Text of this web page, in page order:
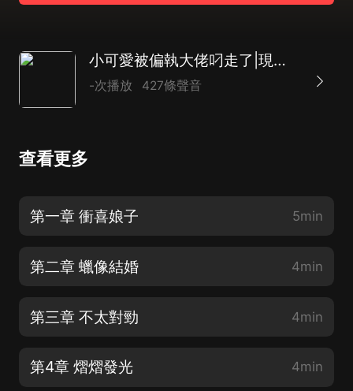
小可愛被偏執大佬叼走了|現代言情|幽默有趣|AI多播
-次播放 427條聲音
查看更多
第一章 衝喜娘子 5min
第二章 蠟像結婚 4min
第三章 不太對勁 4min
第4章 熠熠發光 4min